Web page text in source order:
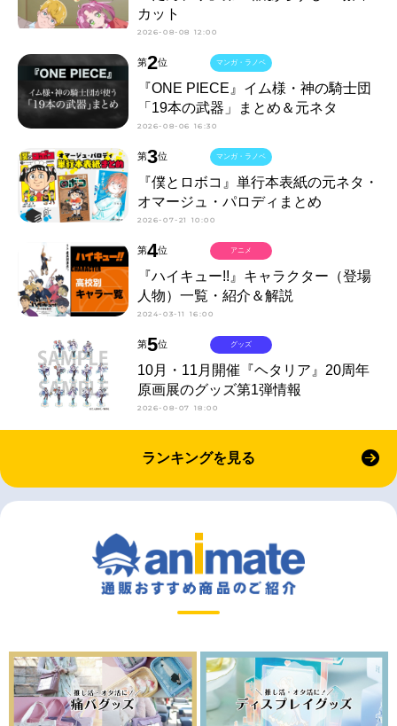
カット
2026-08-08 12:00
第2位
『ONE PIECE』イム様・神の騎士団
「19本の武器」まとめ＆元ネタ
2026-08-06 16:30
マンガ・ラノベ
第3位
『僕とロボコ』単行本表紙の元ネタ・
オマージュ・パロディまとめ
2026-07-21 10:00
マンガ・ラノベ
第4位
『ハイキュー!!』キャラクター（登場
人物）一覧・紹介＆解説
2024-03-11 16:00
アニメ
第5位
10月・11月開催『ヘタリア』20周年
原画展のグッズ第1弾情報
2026-08-07 18:00
グッズ
ランキングを見る